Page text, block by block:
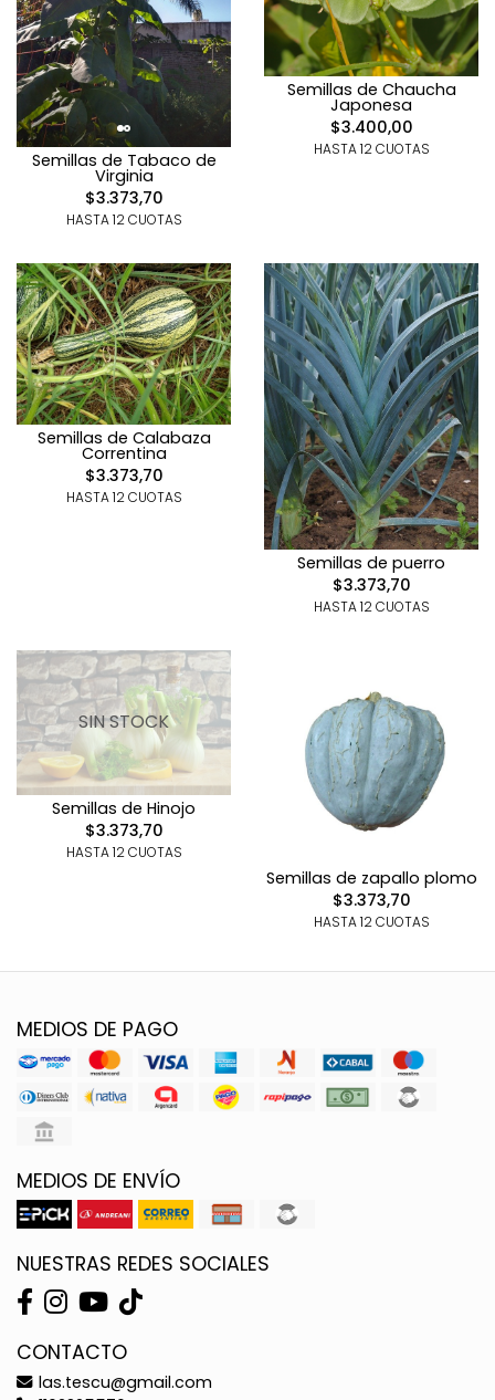
Semillas de Tabaco de
Virginia
$3.373,70
HASTA 12 CUOTAS
Semillas de Chaucha
Japonesa
$3.400,00
HASTA 12 CUOTAS
Semillas de Calabaza
Correntina
$3.373,70
HASTA 12 CUOTAS
Semillas de puerro
$3.373,70
HASTA 12 CUOTAS
SIN STOCK
Semillas de Hinojo
$3.373,70
HASTA 12 CUOTAS
Semillas de zapallo plomo
$3.373,70
HASTA 12 CUOTAS
MEDIOS DE PAGO
MEDIOS DE ENVÍO
NUESTRAS REDES SOCIALES
CONTACTO
las.tescu@gmail.com